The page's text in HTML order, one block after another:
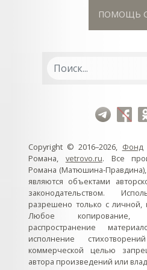
ПОМОЩЬ
Copyright © 2016–2026, Фонд
Романа, vetrovo.ru. Все
Романа (Матюшина-
являются объектами
законодательством.
разрешено только с
Любое копирование,
распространение
исполнение
коммерческой целью
автора произведений или